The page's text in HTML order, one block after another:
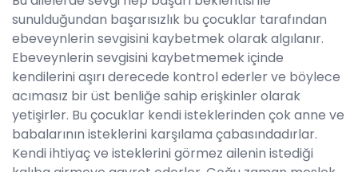
sunulduğundan başarısızlık bu çocuklar tarafından
ebeveynlerin sevgisini kaybetmek olarak algılanır.
Ebeveynlerin sevgisini kaybetmemek içinde
kendilerini aşırı derecede kontrol ederler ve böylece
acımasız bir üst benliğe sahip erişkinler olarak
yetişirler. Bu çocuklar kendi isteklerinden çok anne ve
babalarının isteklerini karşılama çabasındadırlar.
Kendi ihtiyaç ve isteklerini görmez ailenin istediği